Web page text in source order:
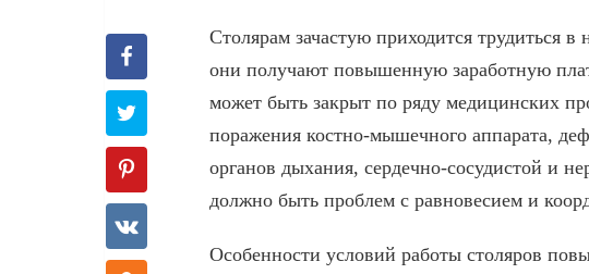
Столярам зачастую приходится трудиться в
они получают повышенную заработную
может быть закрыт по ряду медицинских
поражения костно-мышечного аппарата,
органов дыхания, сердечно-сосудистой и
должно быть проблем с равновесием и
Особенности условий работы столяров